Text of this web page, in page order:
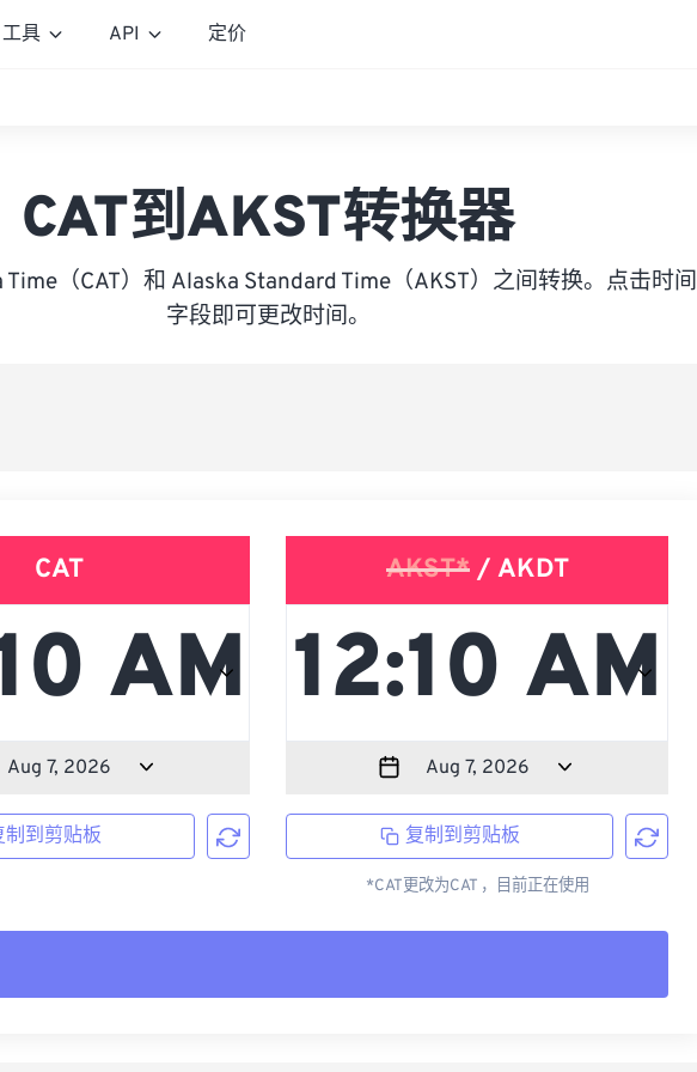
工具 API 定价
CAT到AKST转换器
（CAT）和 Alaska Standard Time（AKST）之间转换。点击时间
字段即可更改时间。
CAT
制到剪贴板
AKST*/ AKDT
复制到剪贴板
*CAT更改为CAT ，目前正在使用